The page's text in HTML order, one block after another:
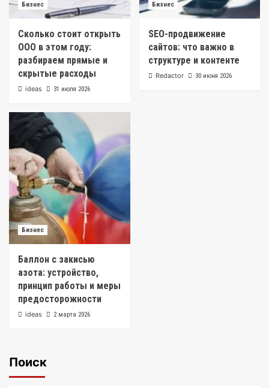
Бизнес
Сколько стоит открыть
ООО в этом году:
разбираем прямые и
скрытые расходы
ideas 31 июля 2026
Бизнес
SEO-продвижение
сайтов: что важно в
структуре и контенте
Redactor 30 июня 2026
Бизнес
Баллон с закисью
азота: устройство,
принцип работы и меры
предосторожности
ideas 2 марта 2026
Поиск